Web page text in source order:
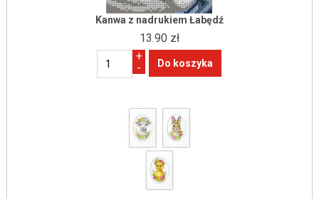
Kanwa z nadrukiem Łabędź
13.90 zł
+
-